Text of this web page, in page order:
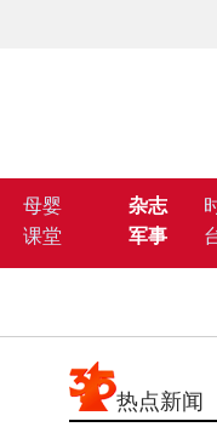
母婴
课堂
杂志
军事
热点新闻